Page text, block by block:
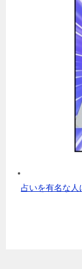
占いを有名な人